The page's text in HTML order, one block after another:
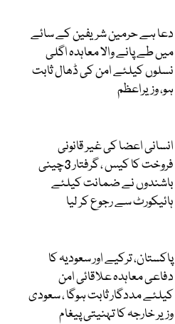
دعا ہے حرمین شریفین کے سائے
میں طے پانے والا معاہدہ اگلی
نسلوں کیلئے امن کی ڈھال ثابت
ہو، وزیراعظم
انسانی اعضا کی غیر قانونی
فروخت کا کیس ، گرفتار 3چینی
باشندوں نے ضمانت کیلئے
ہائیکورٹ سے رجوع کر لیا
پاکستان، ترکیے اور سعودیہ کا
دفاعی معاہدہ علاقائی امن
کیلئے مددگار ثابت ہوگا ، سعودی
وزیر خارجہ کا تہنیتی پیغام